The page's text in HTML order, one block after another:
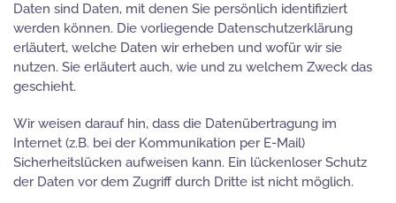
Daten sind Daten, mit denen Sie persönlich identifiziert
werden können. Die vorliegende Datenschutzerklärung
erläutert, welche Daten wir erheben und wofür wir sie
nutzen. Sie erläutert auch, wie und zu welchem Zweck das
geschieht.
Wir weisen darauf hin, dass die Datenübertragung im
Internet (z.B. bei der Kommunikation per E-Mail)
Sicherheitslücken aufweisen kann. Ein lückenloser Schutz
der Daten vor dem Zugriff durch Dritte ist nicht möglich.